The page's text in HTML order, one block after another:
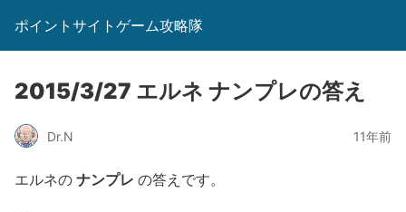
ポイントサイトゲーム攻略隊
2015/3/27 エルネ ナンプレの答え
Dr.N 11年前
エルネのナンプレ の答えです。